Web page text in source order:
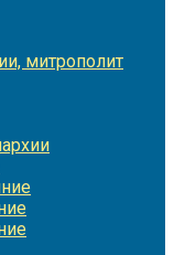
митрополит